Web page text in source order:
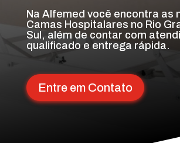
Na Alfemed você encontra as
Camas Hospitalares no Rio
Sul, além de contar com
qualificado e entrega rápida.
Entre em Contato